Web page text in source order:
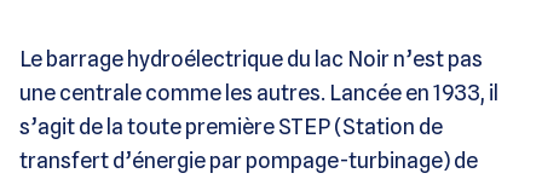
Le barrage hydroélectrique du lac Noir n’est pas
une centrale comme les autres. Lancée en 1933, il
s’agit de la toute première STEP (Station de
transfert d’énergie par pompage-turbinage) de